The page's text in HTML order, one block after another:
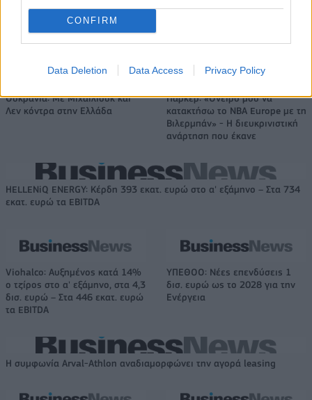
CONFIRM
Data Deletion Data Access Privacy Policy
Το FIAT 500 Hybrid τώρα από 18.990 ευρώ
Ουκρανία: Με Μίχαϊλιουκ και
Λεν κόντρα στην Ελλάδα
Πάρκερ: «Όνειρό μου να
κατακτήσω το ΝΒΑ Europe με τη
Βιλερμπάν» - Η διευκρινιστική
ανάρτηση που έκανε
HELLENiQ ENERGY: Κέρδη 393 εκατ. ευρώ στο α' εξάμηνο – Στα 734
εκατ. ευρώ τα EBITDA
Viohalco: Αυξημένος κατά 14%
ο τζίρος στο α' εξάμηνο, στα 4,3
δισ. ευρώ – Στα 446 εκατ. ευρώ
τα EBITDA
ΥΠΕΘΟΟ: Νέες επενδύσεις 1
δισ. ευρώ ως το 2028 για την
Ενέργεια
Η συμφωνία Arval-Athlon αναδιαμορφώνει την αγορά leasing